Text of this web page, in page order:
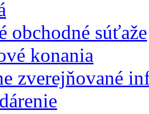
obchodné súťaže
konania
zverejňované